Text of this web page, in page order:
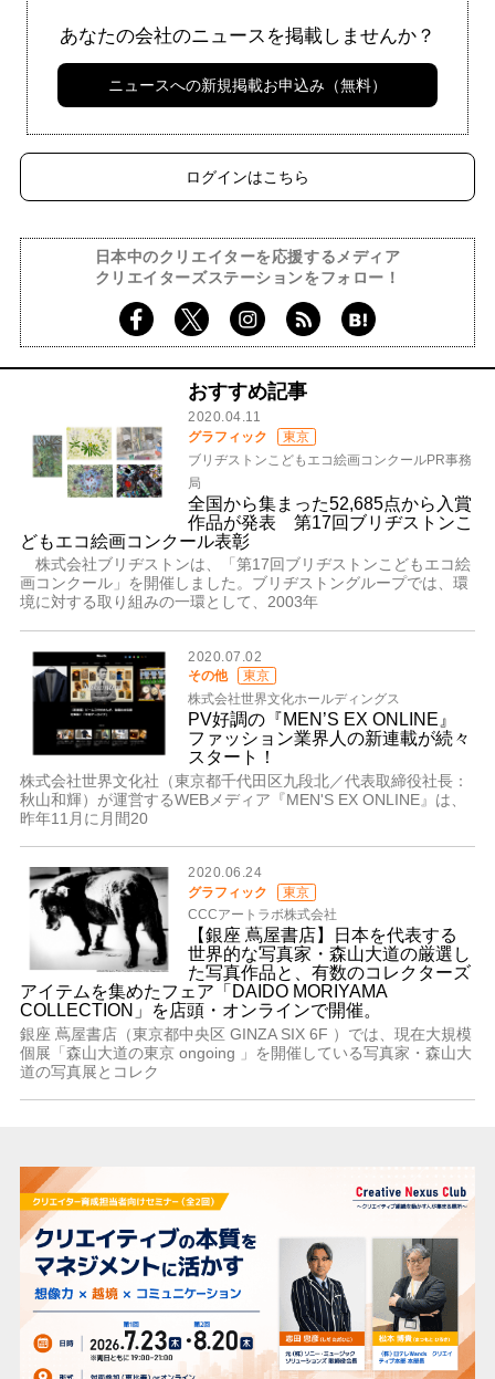
あなたの会社のニュースを掲載しませんか？
ニュースへの新規掲載お申込み（無料）
ログインはこちら
日本中のクリエイターを応援するメディア
クリエイターズステーションをフォロー！
おすすめ記事
2020.04.11
グラフィック
東京
ブリヂストンこどもエコ絵画コンクールPR事務
局
全国から集まった52,685点から入賞
作品が発表 第17回ブリヂストンこ
どもエコ絵画コンクール表彰
株式会社ブリヂストンは、「第17回ブリヂストンこどもエコ絵
画コンクール」を開催しました。ブリヂストングループでは、環
境に対する取り組みの一環として、2003年
2020.07.02
その他
東京
株式会社世界文化ホールディングス
PV好調の『MEN’S EX ONLINE』
ファッション業界人の新連載が続々
スタート！
株式会社世界文化社（東京都千代⽥区九段北／代表取締役社⻑：
秋山和輝）が運営するWEBメディア『MEN'S EX ONLINE』は、
昨年11月に月間20
2020.06.24
グラフィック
東京
CCCアートラボ株式会社
【銀座 蔦屋書店】日本を代表する
世界的な写真家・森山大道の厳選し
た写真作品と、有数のコレクターズ
アイテムを集めたフェア「DAIDO MORIYAMA
COLLECTION」を店頭・オンラインで開催。
銀座 蔦屋書店（東京都中央区 GINZA SIX 6F ）では、現在大規模
個展「森山大道の東京 ongoing 」を開催している写真家・森山大
道の写真展とコレク